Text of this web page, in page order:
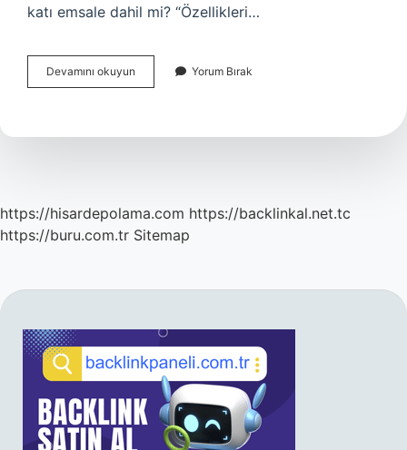
katı emsale dahil mi? “Özellikleri…
Devamını okuyun
Girişi
Mi
Yorum Bırak
https://hisardepolama.com https://backlinkal.net.tc
https://buru.com.tr Sitemap
SIDEBAR